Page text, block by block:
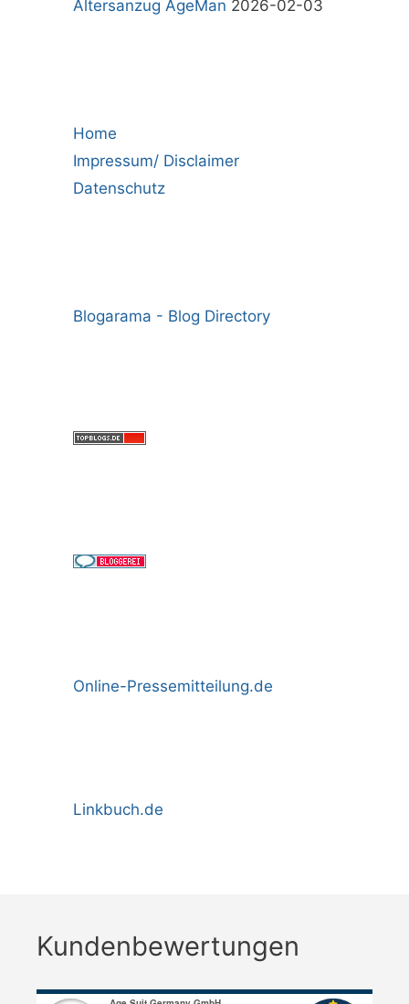
Altersanzug AgeMan 2026-02-03
Home
Impressum/ Disclaimer
Datenschutz
Blogarama - Blog Directory
Online-Pressemitteilung.de
Linkbuch.de
Kundenbewertungen